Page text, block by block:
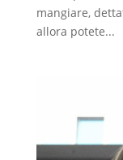
mangiare,
allora potete...